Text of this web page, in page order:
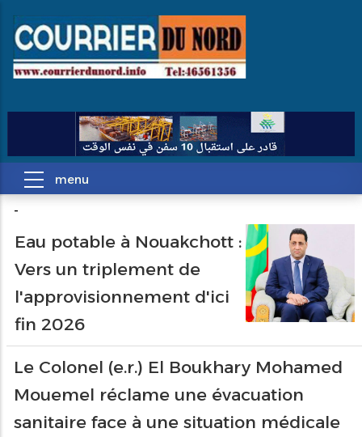
-
Eau potable à Nouakchott :
Vers un triplement de
l'approvisionnement d'ici
fin 2026
Le Colonel (e.r.) El Boukhary Mohamed
Mouemel réclame une évacuation
sanitaire face à une situation médicale
Pagination